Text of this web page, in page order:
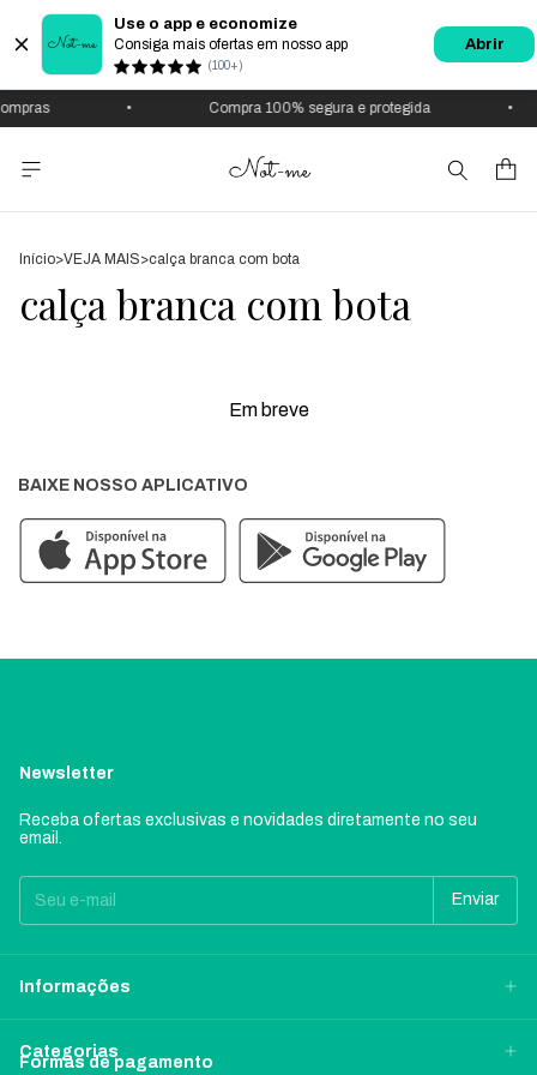
Use o app e economize
Consiga mais ofertas em nosso app
(100+)
Abrir
• Compra 100% segura e protegida •
Início>VEJA MAIS>calça branca com bota
calça branca com bota
Em breve
BAIXE NOSSO APLICATIVO
Newsletter
Receba ofertas exclusivas e novidades diretamente no seu
email.
Informações
Categorias
Formas de pagamento